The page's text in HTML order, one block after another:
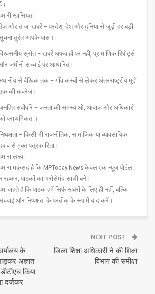
खासियत:
और ताज़ा खबरें – प्रदेश, देश और दुनिया से जुड़ी हर बड़ी
तुरंत आपके पास।
स्रोत – खबरें अफवाहों पर नहीं, प्रामाणिक रिपोर्ट्स
जमीनी सच्चाई पर आधारित।
से वैश्विक तक – गाँव-कस्बों से लेकर अंतरराष्ट्रीय मुद्दों
की कवरेज।
सर्वोपरि – जनता की समस्याओं, आवाज़ और अधिकारों
प्राथमिकता।
– किसी भी राजनीतिक, सामाजिक या व्यावसायिक
से मुक्त पत्रकारिता।
लक्ष्य:
मक़सद है कि MPToday News केवल एक न्यूज़ पोर्टल
रहकर, पाठकों का भरोसेमंद साथी बने।
चाहते हैं कि पाठक हमें सिर्फ खबरों के लिए ही नहीं, बल्कि
और निष्पक्षता के प्रतीक के रूप में याद करें।
के
अज्ञात
किया
दर्जकर
NEXT POST
जिला शिक्षा अधिकारी ने की शिक्षा
विभाग की समीक्षा